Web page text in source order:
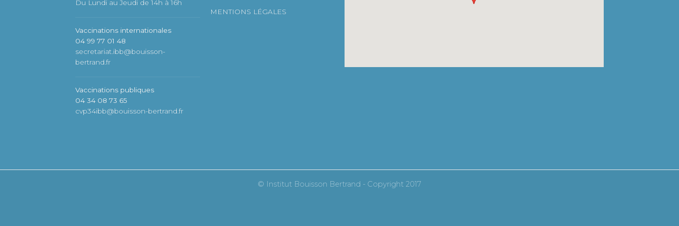
Du Lundi au Jeudi de 14h à 16h
Vaccinations internationales
04 99 77 01 48
secretariat.ibb@bouisson-
bertrand.fr
Vaccinations publiques
04 34 08 73 65
cvp34ibb@bouisson-bertrand.fr
MENTIONS LÉGALES
© Institut Bouisson Bertrand - Copyright 2017